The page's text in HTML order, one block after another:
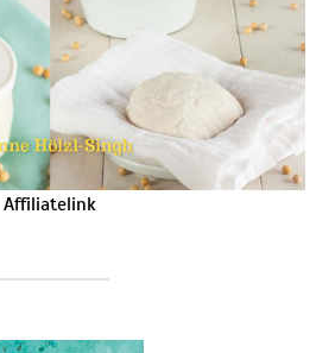
Affiliatelink